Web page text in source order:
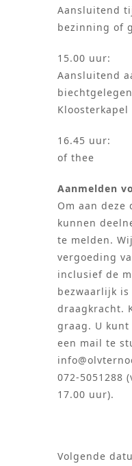
Aansluitend
bezinning of
15.00 uur:
Aansluitend
Kloosterkapel
16.45 uur:
of thee
Aanmelden
Om aan deze
kunnen
te melden.
vergoeding
inclusief de
bezwaarlijk
draagkracht.
graag. U
een mail te
072-5051288
17.00 uur).
Volgende